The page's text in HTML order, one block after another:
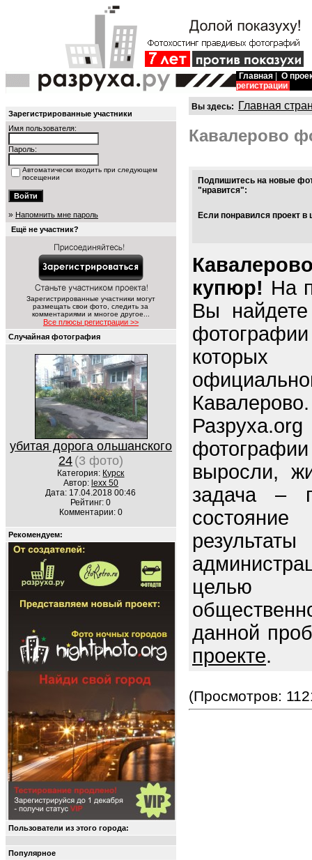
Главная
О
регистрации
Зарегистрированные участники
Имя пользователя:
Пароль:
Автоматически входить при следующем
посещении
» Напомнить мне пароль
Ещё не участник?
Зарегистрированные участники могут
размещать свои фото, следить за
комментариями и многое другое...
Все плюсы регистрации >>
Случайная фотография
убитая дорога ольшанского
24 (3 фото)
Категория: Курск
Автор: lexx 50
Дата: 17.04.2018 00:46
Рейтинг: 0
Комментарии: 0
Рекомендуем:
Пользователи из этого города:
Популярное
Вы здесь: Главная
Кавалерово
Подпишитесь на новые
"нравится":
Если понравился проект
купюр! На
Вы
Кавалерово.
выросли,
задача –
состояние
целью
данной
проекте.
(Просмотров: